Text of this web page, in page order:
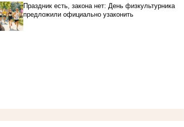
Праздник есть, закона нет: День физкультурника
предложили официально узаконить